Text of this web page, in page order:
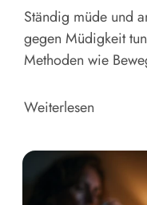
Ständig müde und
gegen Müdigkeit
Methoden wie
Weiterlesen